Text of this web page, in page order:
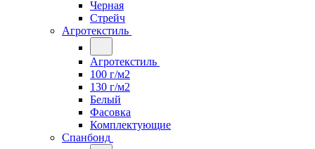
Черная
Стрейч
Агротекстиль
Агротекстиль
100 г/м2
130 г/м2
Белый
Фасовка
Комплектующие
Спанбонд